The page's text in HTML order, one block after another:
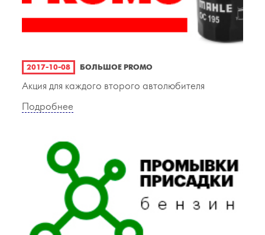
2017-10-08 БОЛЬШОЕ PROMO
Акция для каждого второго автолюбителя
Подробнее